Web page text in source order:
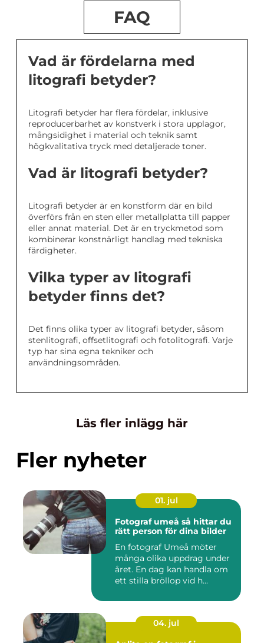
FAQ
Vad är fördelarna med
litografi betyder?
Litografi betyder har flera fördelar, inklusive
reproducerbarhet av konstverk i stora upplagor,
mångsidighet i material och teknik samt
högkvalitativa tryck med detaljerade toner.
Vad är litografi betyder?
Litografi betyder är en konstform där en bild
överförs från en sten eller metallplatta till papper
eller annat material. Det är en tryckmetod som
kombinerar konstnärligt handlag med tekniska
färdigheter.
Vilka typer av litografi
betyder finns det?
Det finns olika typer av litografi betyder, såsom
stenlitografi, offsetlitografi och fotolitografi. Varje
typ har sina egna tekniker och
användningsområden.
Läs fler inlägg här
Fler nyheter
01. jul
Fotograf umeå så hittar du
rätt person för dina bilder
En fotograf Umeå möter
många olika uppdrag under
året. En dag kan handla om
ett stilla bröllop vid h...
04. jul